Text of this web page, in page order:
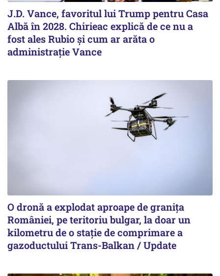
J.D. Vance, favoritul lui Trump pentru Casa
Albă în 2028. Chirieac explică de ce nu a
fost ales Rubio și cum ar arăta o
administrație Vance
O dronă a explodat aproape de granița
României, pe teritoriu bulgar, la doar un
kilometru de o stație de comprimare a
gazoductului Trans-Balkan / Update